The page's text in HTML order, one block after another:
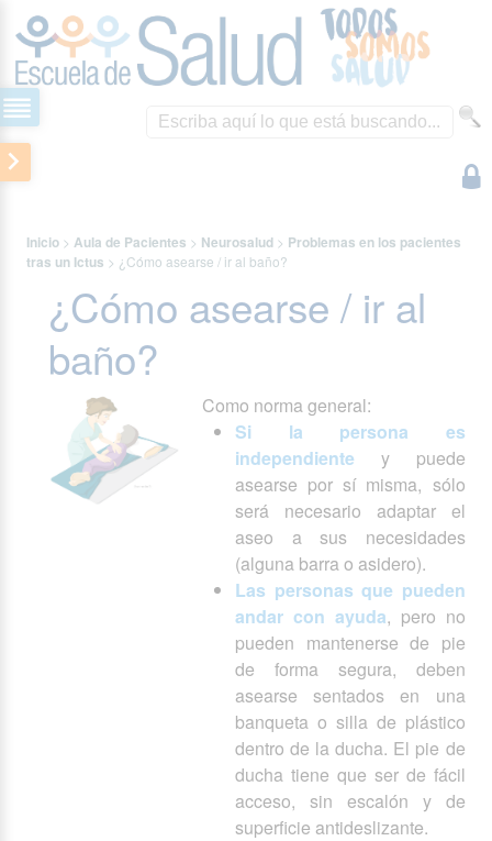
Inicio > Aula de Pacientes > Neurosalud > Problemas en los pacientes
tras un Ictus > ¿Cómo asearse / ir al baño?
¿Cómo asearse / ir al
baño?
Como norma general:
Si la persona es
independiente y puede
asearse por sí misma, sólo
será necesario adaptar el
aseo a sus necesidades
(alguna barra o asidero).
Las personas que pueden
andar con ayuda, pero no
pueden mantenerse de pie
de forma segura, deben
asearse sentados en una
banqueta o silla de plástico
dentro de la ducha. El pie de
ducha tiene que ser de fácil
acceso, sin escalón y de
superficie antideslizante.